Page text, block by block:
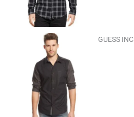
GUESS INC